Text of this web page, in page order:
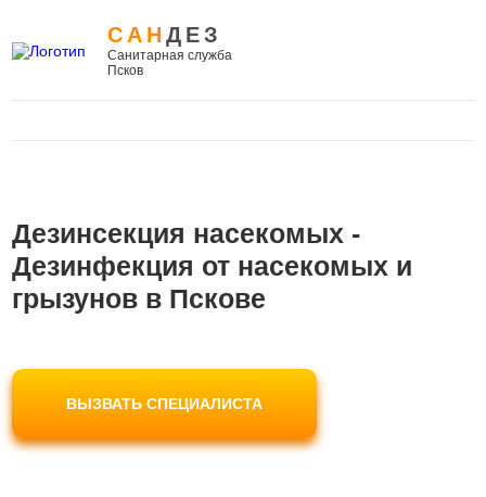
САНДЕЗ
Санитарная служба
Псков
Дезинсекция насекомых -
Дезинфекция от насекомых и
грызунов в Пскове
ВЫЗВАТЬ СПЕЦИАЛИСТА